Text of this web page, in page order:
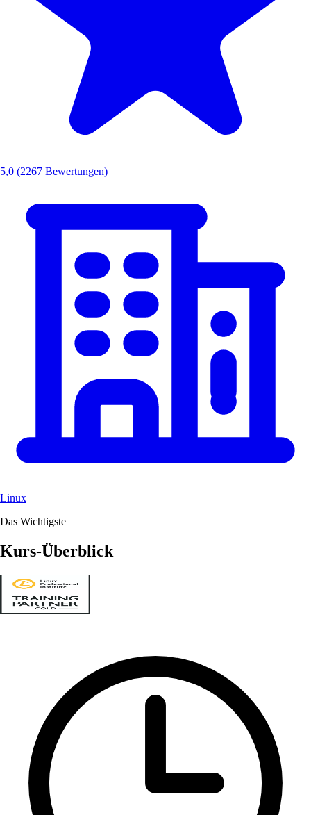
5,0 (2267 Bewertungen)
Linux
Das Wichtigste
Kurs-Überblick